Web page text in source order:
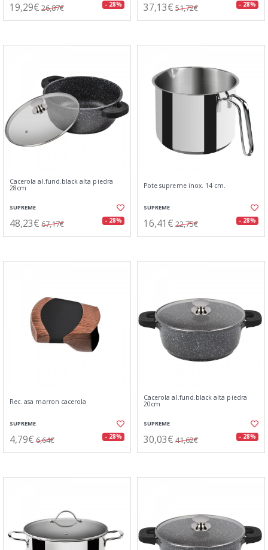
19,29€ 26,87€ - 28% 37,13€ 51,72€ - 28%
Cacerola al.fund.black alta piedra
28cm
SUPREME
48,23€ 67,17€ - 28%
Pote supreme inox. 14 cm.
SUPREME
16,41€ 22,75€ - 28%
Rec. asa marron cacerola
SUPREME
4,79€ 6,64€ - 28%
Cacerola al.fund.black alta piedra
20cm
SUPREME
30,03€ 41,62€ - 28%